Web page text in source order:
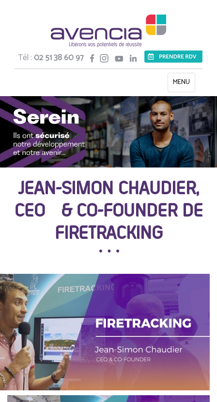
Tél :02 51 38 60 97
Toggle
navigation
MENU
JEAN-SIMON CHAUDIER,
CEO & CO-FOUNDER DE
FIRETRACKING